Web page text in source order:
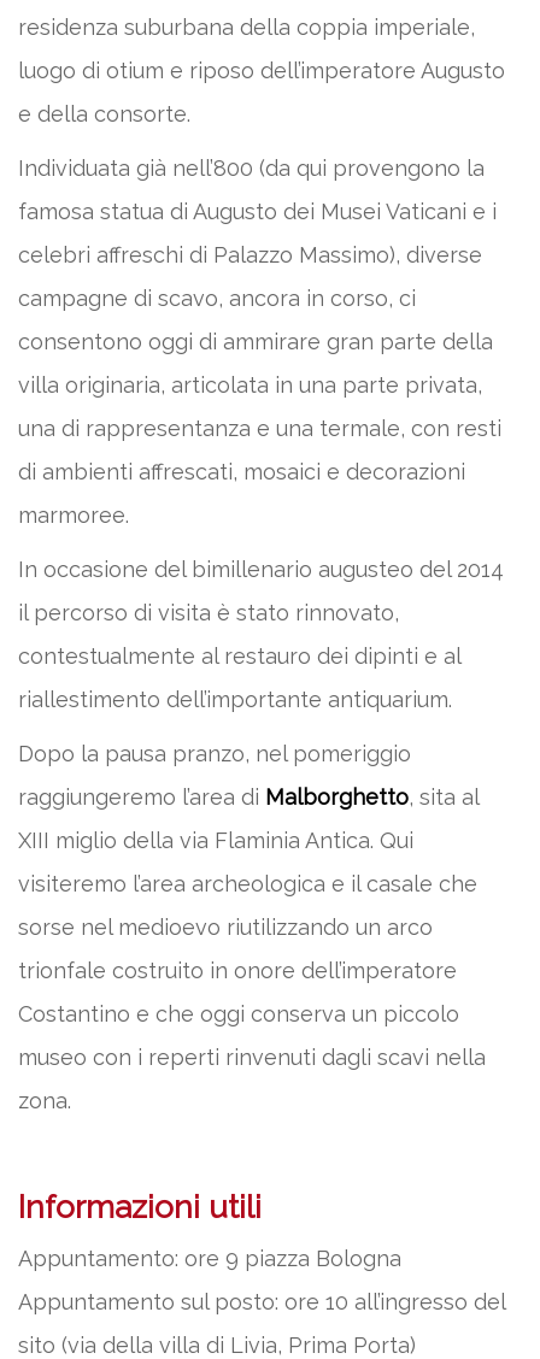
residenza suburbana della coppia imperiale,
luogo di otium e riposo dell’imperatore Augusto
e della consorte.
Individuata già nell’800 (da qui provengono la
famosa statua di Augusto dei Musei Vaticani e i
celebri affreschi di Palazzo Massimo), diverse
campagne di scavo, ancora in corso, ci
consentono oggi di ammirare gran parte della
villa originaria, articolata in una parte privata,
una di rappresentanza e una termale, con resti
di ambienti affrescati, mosaici e decorazioni
marmoree.
In occasione del bimillenario augusteo del 2014
il percorso di visita è stato rinnovato,
contestualmente al restauro dei dipinti e al
riallestimento dell’importante antiquarium.
Dopo la pausa pranzo, nel pomeriggio
raggiungeremo l’area di Malborghetto, sita al
XIII miglio della via Flaminia Antica. Qui
visiteremo l’area archeologica e il casale che
sorse nel medioevo riutilizzando un arco
trionfale costruito in onore dell’imperatore
Costantino e che oggi conserva un piccolo
museo con i reperti rinvenuti dagli scavi nella
zona.
Informazioni utili
Appuntamento: ore 9 piazza Bologna
Appuntamento sul posto: ore 10 all’ingresso del
sito (via della villa di Livia, Prima Porta)